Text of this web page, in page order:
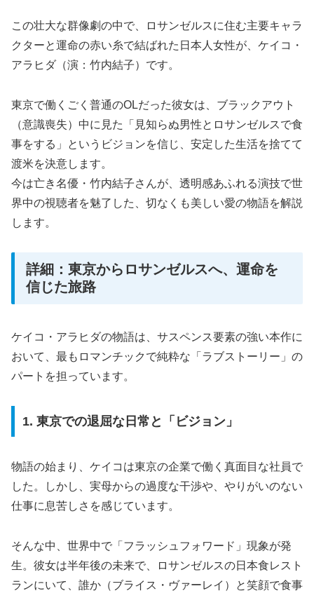
この壮大な群像劇の中で、ロサンゼルスに住む主要キャラ
クターと運命の赤い糸で結ばれた日本人女性が、ケイコ・
アラヒダ（演：竹内結子）です。
東京で働くごく普通のOLだった彼女は、ブラックアウト
（意識喪失）中に見た「見知らぬ男性とロサンゼルスで食
事をする」というビジョンを信じ、安定した生活を捨てて
渡米を決意します。
今は亡き名優・竹内結子さんが、透明感あふれる演技で世
界中の視聴者を魅了した、切なくも美しい愛の物語を解説
します。
詳細：東京からロサンゼルスへ、運命を
信じた旅路
ケイコ・アラヒダの物語は、サスペンス要素の強い本作に
おいて、最もロマンチックで純粋な「ラブストーリー」の
パートを担っています。
1. 東京での退屈な日常と「ビジョン」
物語の始まり、ケイコは東京の企業で働く真面目な社員で
した。しかし、実母からの過度な干渉や、やりがいのない
仕事に息苦しさを感じています。
そんな中、世界中で「フラッシュフォワード」現象が発
生。彼女は半年後の未来で、ロサンゼルスの日本食レスト
ランにいて、誰か（ブライス・ヴァーレイ）と笑顔で食事